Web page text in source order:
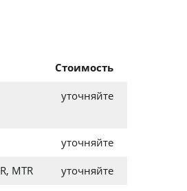
Стоимость
уточняйте
уточняйте
MTR уточняйте